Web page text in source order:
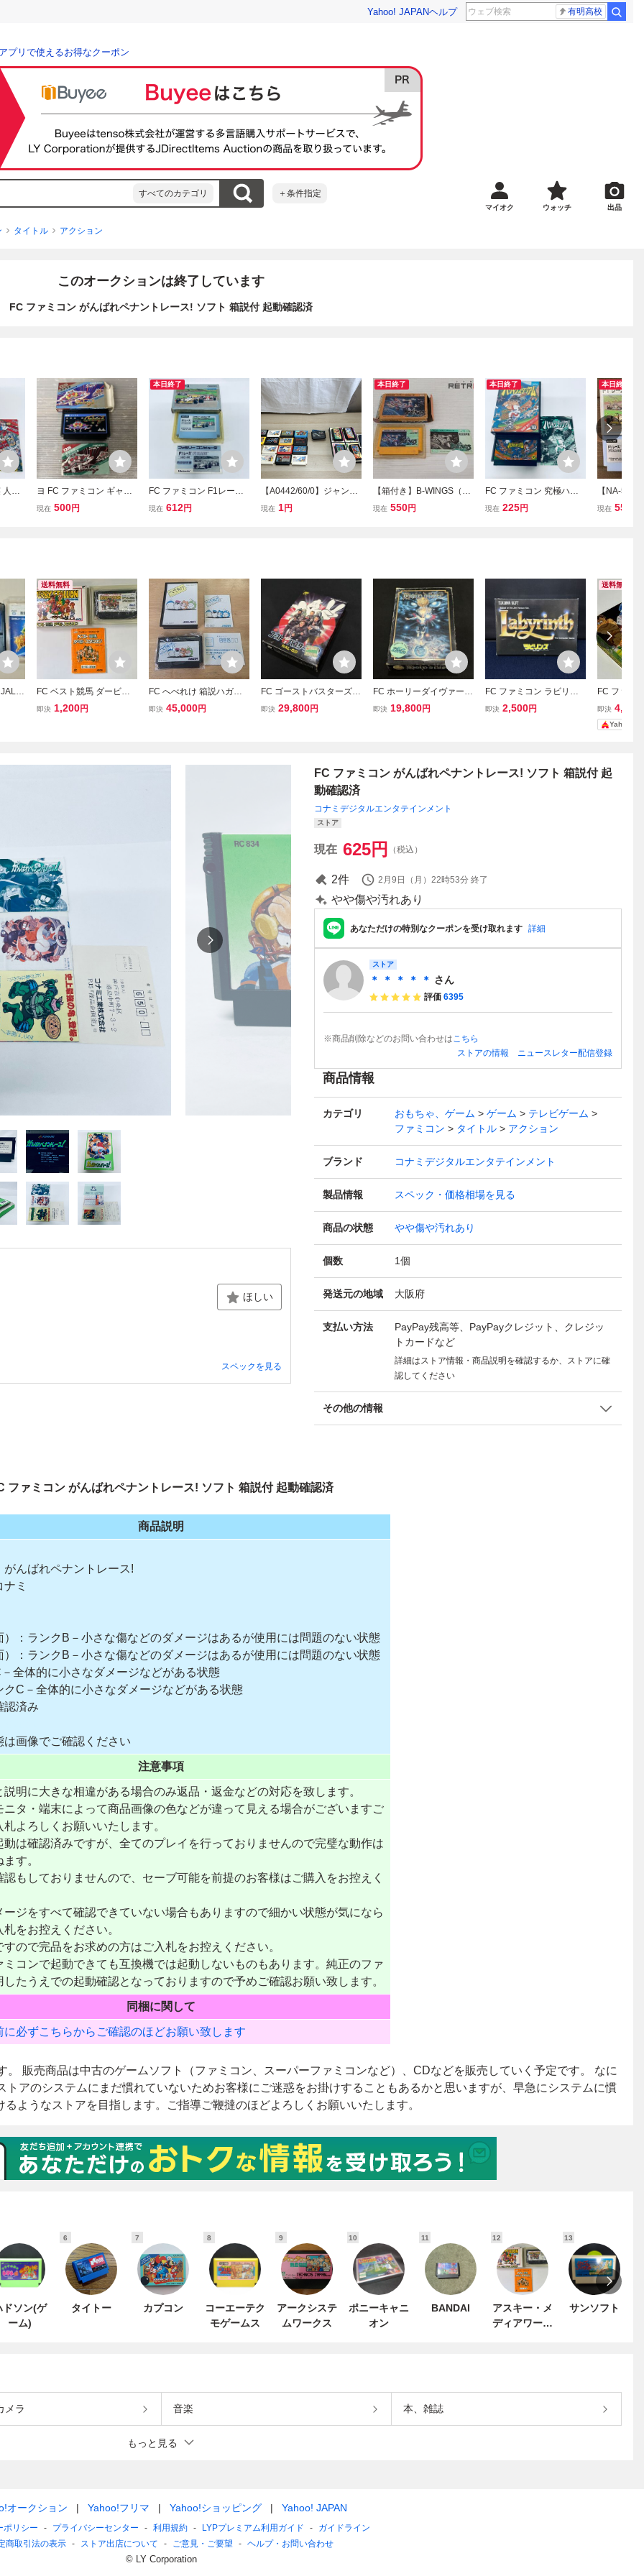
Yahoo! JAPANヘルプ 有明高校
プリで使えるお得なクーポン
すべてのカテゴリ ＋条件指定
マイオク ウォッチ 出品
タイトル アクション
このオークションは終了しています
FC ファミコン がんばれペナントレース! ソフト 箱説付 起動確認済
人生
ヨ FC ファミコン ギャラ
ガ 箱付 動作未確認 ym
現在 500円
本日終了
FC ファミコン F1レース
ソフト 箱説付 起動確認済
現在 612円
【A0442/60/0】ジャンク
FC ファミコン ソフト 一
現在 1円
本日終了
【箱付き】B-WINGS（ビ
ーウイング） ファミコン
現在 550円
本日終了
FC ファミコン 究極ハリ
キリスタジアム ソフト 箱
現在 225円
本日終了
【NA-
FC ファミ
現在 550
送料無料
FC ベスト競馬 ダービー
スタリオン 箱・説明書付
即決 1,200円
FC へべれけ 箱説ハガキ
ファミコン 激レア コレク
即決 45,000円
FC ゴーストバスターズ2
箱付 取説付 ファミコンソ
即決 29,800円
FC ホーリーダイヴァー
箱付 取説付 ファミコンソ
即決 19,800円
FC ファミコン ラビリン
ス 魔王の迷宮 箱付き 取
即決 2,500円
送料無料
FC ファミ
道王 dB-
プ付きレア
即決 4,800
Yahoo!フ
ほしい
スペックを見る
FC ファミコン がんばれペナントレース! ソフト 箱説付 起
動確認済
コナミデジタルエンタテインメント
ストア
現在 625円 （税込）
2件 2月9日（月）22時53分 終了
やや傷や汚れあり
あなただけの特別なクーポンを受け取れます 詳細
ストア
＊ ＊ ＊ ＊ ＊ さん
評価 6395
※商品削除などのお問い合わせはこちら
ストアの情報
ニュースレター配信登録
商品情報
カテゴリ おもちゃ、ゲーム ゲーム
テレビゲーム
ファミコン
タイトル アクション
ブランド コナミデジタルエンタテインメント
製品情報 スペック・価格相場を見る
商品の状態 やや傷や汚れあり
個数 1個
発送元の地域 大阪府
支払い方法
PayPay残高等、PayPayクレジット、クレジッ
トカードなど
詳細はストア情報・商品説明を確認するか、ストアに確
認してください
その他の情報
ドソン(ゲ
ーム)
6
タイトー
7
カプコン
8
コーエーテク
モゲームス
9
アークシステ
ムワークス
10
ポニーキャニ
オン
11
BANDAI
12
アスキー・メ
ディアワーク
13
サンソフト
メラ 音楽 本、雑誌
もっと見る
オークション Yahoo!フリマ Yahoo!ショッピング Yahoo! JAPAN
ポリシー プライバシーセンター 利用規約 LYPプレミアム利用ガイド
ガイドライン
商取引法の表示
ストア出店について ご意見・ご要望 ヘルプ・お問い合わせ
© LY Corporation